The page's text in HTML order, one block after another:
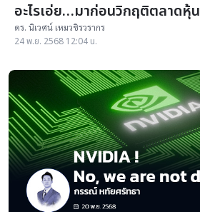
อะไรเอ่ย…มาก่อนวิกฤติตลาดหุ้น
ดร. นิเวศน์ เหมวชิรวรากร
24 พ.ย. 2568 12:04 น.